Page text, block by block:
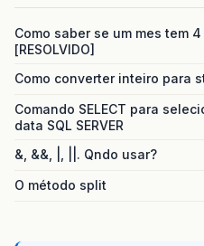
Como saber se um mes tem
[RESOLVIDO]
Como converter inteiro para
Comando SELECT para
data SQL SERVER
&, &&, |, ||. Qndo usar?
O método split